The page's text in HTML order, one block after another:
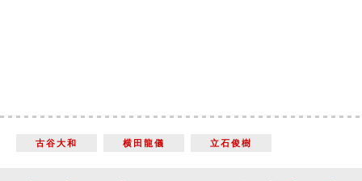
古谷大和 横田龍儀 立石俊樹